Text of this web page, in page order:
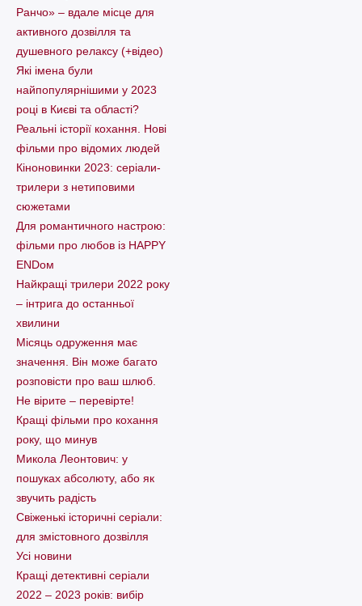
Ранчо» – вдале місце для
активного дозвілля та
душевного релаксу (+відео)
Які імена були
найпопулярнішими у 2023
році в Києві та області?
Реальні історії кохання. Нові
фільми про відомих людей
Кіноновинки 2023: серіали-
трилери з нетиповими
сюжетами
Для романтичного настрою:
фільми про любов із HAPPY
ENDом
Найкращі трилери 2022 року
– інтрига до останньої
хвилини
Місяць одруження має
значення. Він може багато
розповісти про ваш шлюб.
Не вірите – перевірте!
Кращі фільми про кохання
року, що минув
Микола Леонтович: у
пошуках абсолюту, або як
звучить радість
Свіженькі історичні серіали:
для змістовного дозвілля
Усі новини
Кращі детективні серіали
2022 – 2023 років: вибір